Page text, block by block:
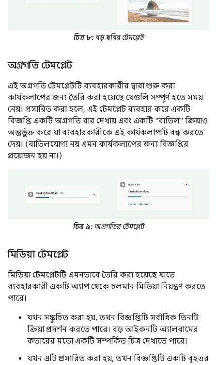
চিত্র ৮:বড় ছবির টেমপ্লেট
অগ্রগতি টেমপ্লেট
এই অগ্রগতি টেমপ্লেটটি ব্যবহারকারীর দ্বারা শুরু করা
কার্যকলাপের জন্য তৈরি করা হয়েছে যেগুলি সম্পূর্ণ হতে সময়
নেয়। প্রসারিত করা হলে, এই টেমপ্লেট ব্যবহার করে একটি
বিজ্ঞপ্তি একটি অগ্রগতি বার দেখায় এবং একটি "বাতিল" ক্রিয়াও
অন্তর্ভুক্ত করে যা ব্যবহারকারীকে এই কার্যকলাপটি বন্ধ করতে
দেয়। (বাতিলযোগ্য নয় এমন কার্যকলাপের জন্য বিজ্ঞপ্তির
প্রয়োজন হয় না।)
চিত্র ৯:অগ্রগতির টেমপ্লেট
মিডিয়া টেমপ্লেট
মিডিয়া টেমপ্লেটটি এমনভাবে তৈরি করা হয়েছে যাতে
ব্যবহারকারী একটি অ্যাপ থেকে চলমান মিডিয়া নিয়ন্ত্রণ করতে
পারে।
যখন সঙ্কুচিত করা হয়, তখন বিজ্ঞপ্তিটি সর্বাধিক তিনটি
ক্রিয়া প্রদর্শন করতে পারে। বড় আইকনটি অ্যালবামের
কভারের মতো একটি সম্পর্কিত চিত্র দেখাতে পারে।
যখন এটি প্রসারিত করা হয়, তখন বিজ্ঞপ্তিটি একটি বৃহত্তর